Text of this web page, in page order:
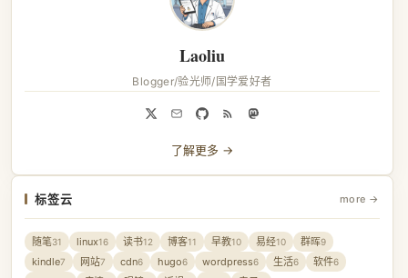
Laoliu
Blogger/验光师/国学爱好者
了解更多 →
标签云 more →
随笔31 linux16 读书12 博客11 早教10 易经10 群晖9
kindle7 网站7 cdn6 hugo6 wordpress6 生活6 软件6